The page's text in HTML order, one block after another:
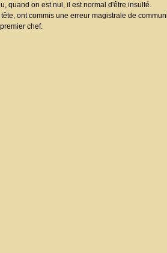
quand on est nul, il est normal d'être insulté.
ont commis une erreur magistrale de
chef.